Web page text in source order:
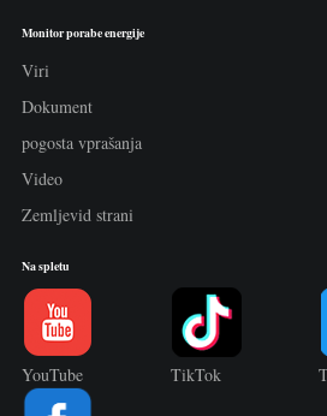
Monitor porabe energije
Viri
Dokument
pogosta vprašanja
Video
Zemljevid strani
Na spletu
YouTube TikTok